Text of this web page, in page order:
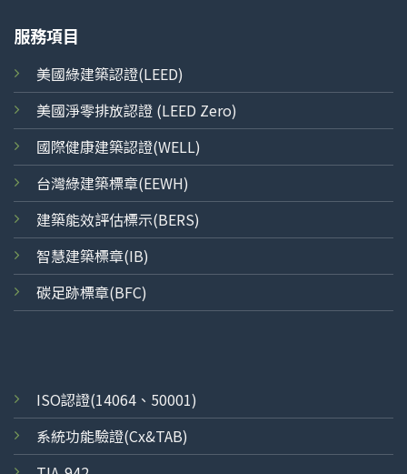
服務項目
美國綠建築認證(LEED)
美國淨零排放認證 (LEED Zero)
國際健康建築認證(WELL)
台灣綠建築標章(EEWH)
建築能效評估標示(BERS)
智慧建築標章(IB)
碳足跡標章(BFC)
ISO認證(14064、50001)
系統功能驗證(Cx&TAB)